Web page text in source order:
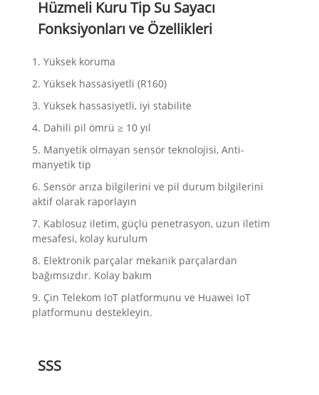
Hüzmeli Kuru Tip Su Sayacı
Fonksiyonları ve Özellikleri
1. Yüksek koruma
2. Yüksek hassasiyetli (R160)
3. Yüksek hassasiyetli, iyi stabilite
4. Dahili pil ömrü ≥ 10 yıl
5. Manyetik olmayan sensör teknolojisi, Anti-
manyetik tip
6. Sensör arıza bilgilerini ve pil durum bilgilerini
aktif olarak raporlayın
7. Kablosuz iletim, güçlü penetrasyon, uzun iletim
mesafesi, kolay kurulum
8. Elektronik parçalar mekanik parçalardan
bağımsızdır. Kolay bakım
9. Çin Telekom IoT platformunu ve Huawei IoT
platformunu destekleyin.
SSS